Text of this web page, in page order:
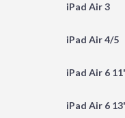
iPad Air 3
iPad Air 4/5
iPad Air 6
iPad Air 6